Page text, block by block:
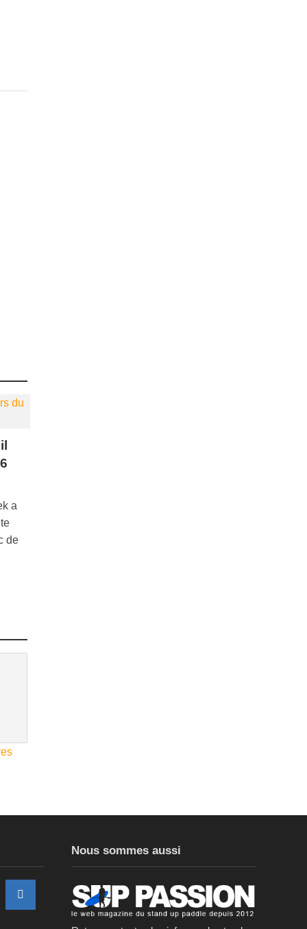
a
de
Nous sommes aussi